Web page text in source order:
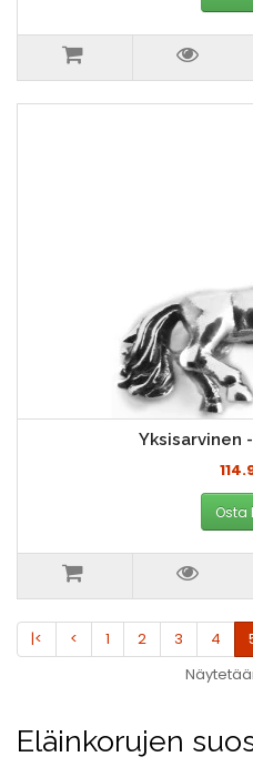
Yksisarvinen
Osta
|< < 1 2 3 4
Eläinkorujen